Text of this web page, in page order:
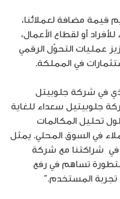
قيمة مضافة لعملائنا،
أو لقطاع الأعمال،
عمليات التحوّل الرقمي
في المملكة.
في شركة جلوبيتل
جلوبيتيل سعداء للغاية
تحليل المكالمات
في السوق المحلي. يمثل
في شراكتنا مع شركة
تساهم في رفع
المستخدم.”